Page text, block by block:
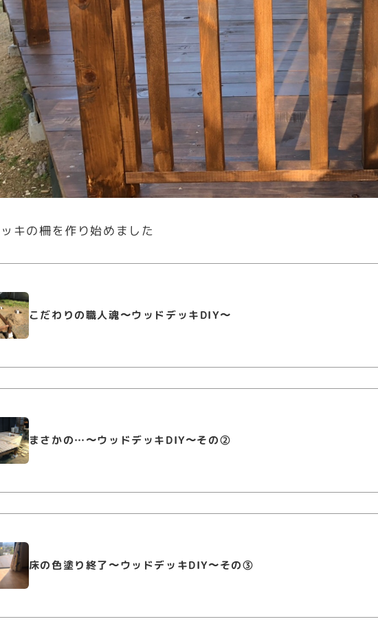
キの柵を作り始めました
こだわりの職人魂〜ウッドデッキDIY〜
まさかの…〜ウッドデッキDIY〜その②
床の色塗り終了〜ウッドデッキDIY〜その③